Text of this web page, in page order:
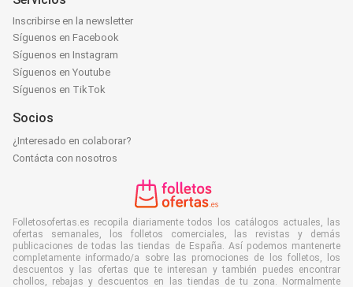
Inscribirse en la newsletter
Síguenos en Facebook
Síguenos en Instagram
Síguenos en Youtube
Síguenos en TikTok
Socios
¿Interesado en colaborar?
Contácta con nosotros
Folletosofertas.es recopila diariamente todos los catálogos actuales, las
ofertas semanales, los folletos comerciales, las revistas y demás
publicaciones de todas las tiendas de España. Así podemos mantenerte
completamente informado/a sobre las promociones de los folletos, los
descuentos y las ofertas que te interesan y también puedes encontrar
chollos, rebajas y descuentos en las tiendas de tu zona. Normalmente